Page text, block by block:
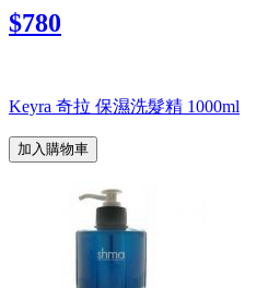
$780
Keyra 奇拉 保濕洗髮精 1000ml
加入購物車